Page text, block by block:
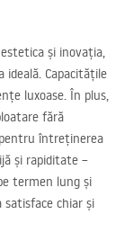
și inovația,
ideală. Capacitățile
luxoase. În plus,
fără
întreținerea
și rapiditate –
termen lung și
chiar și